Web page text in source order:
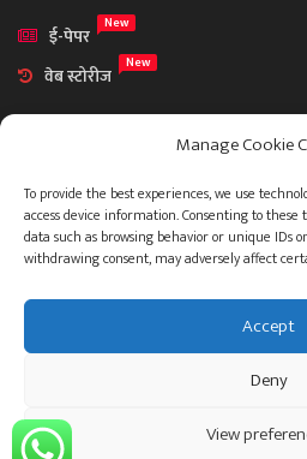
Manage Cookie
To provide the best experiences, we use
access device information. Consenting to these
data such as browsing behavior or unique IDs
withdrawing consent, may adversely affect
Accept
Deny
View
ई-पेपर
New
वेब स्टोरीज New
आमच्या विषयी
संपर्क
© 2023 .